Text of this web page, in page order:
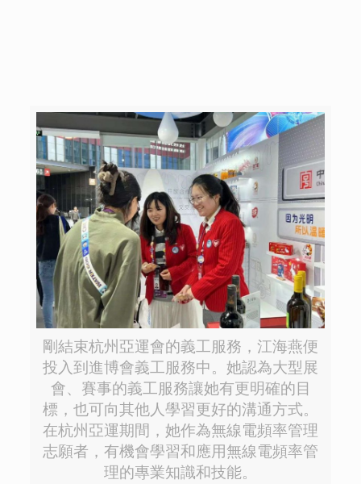
剛結束杭州亞運會的義工服務，江海燕便
投入到進博會義工服務中。她認為大型展
會、賽事的義工服務讓她有更明確的目
標，也可向其他人學習更好的溝通方式。
在杭州亞運期間，她作為無線電頻率管理
志願者，有機會學習和應用無線電頻率管
理的專業知識和技能。